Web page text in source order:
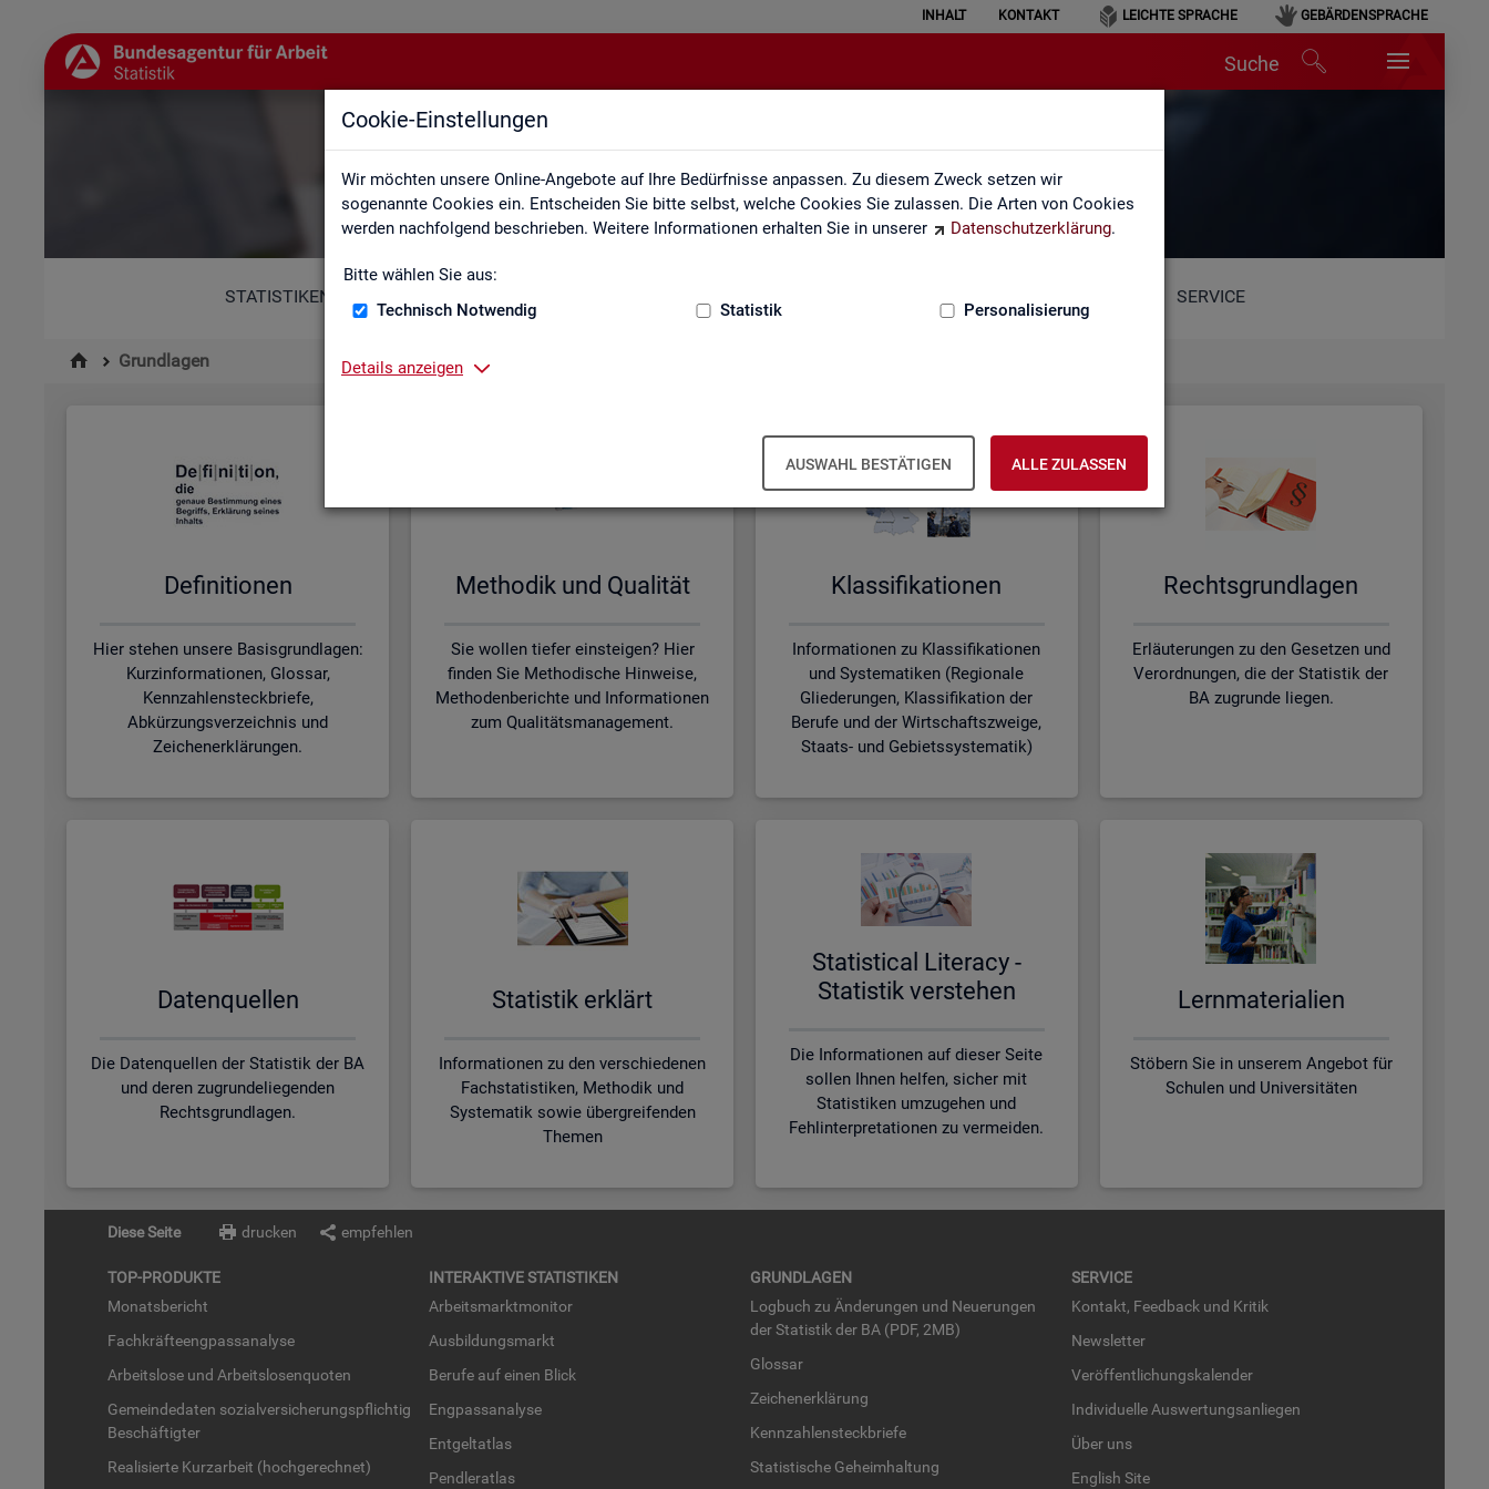
Cookie-Einstellungen
Wir möchten unsere Online-Angebote auf Ihre Bedürfnisse anpassen. Zu diesem Zweck setzen wir
sogenannte Cookies ein. Entscheiden Sie bitte selbst, welche Cookies Sie zulassen. Die Arten von Cookies
werden nachfolgend beschrieben. Weitere Informationen erhalten Sie in unserer
Datenschutzerklärung.
Bitte wählen Sie aus:
Technisch Notwendig
Statistik Personalisierung
Details anzeigen
AUSWAHL BESTÄTIGEN ALLE ZULASSEN
INHALT KONTAKT LEICHTE SPRACHE GEBÄRDENSPRACHE
Suche
Grundlagen
STATISTIKEN SERVICE
Grundlagen
De­fi­ni­tio­nen
Hier stehen unsere Basisgrundlagen:
Kurzinformationen, Glossar,
Kennzahlensteckbriefe,
Abkürzungsverzeichnis und
Zeichenerklärungen.
Me­tho­dik und Qua­li­tät
Sie wollen tiefer einsteigen? Hier
finden Sie Methodische Hinweise,
Methodenberichte und Informationen
zum Qualitätsmanagement.
Klas­si­fi­ka­tio­nen
Informationen zu Klassifikationen
und Systematiken (Regionale
Gliederungen, Klassifikation der
Berufe und der Wirtschaftszweige,
Staats- und Gebietssystematik)
Rechts­grund­la­gen
Erläuterungen zu den Gesetzen und
Verordnungen, die der Statistik der
BA zugrunde liegen.
Da­ten­quel­len
Die Datenquellen der Statistik der BA
und deren zugrundeliegenden
Rechtsgrundlagen.
Sta­tis­tik er­klärt
Informationen zu den verschiedenen
Fachstatistiken, Methodik und
Systematik sowie übergreifenden
Themen
Sta­ti­s­ti­cal Li­te­r­acy -
Sta­tis­tik ver­ste­hen
Die Informationen auf dieser Seite
sollen Ihnen helfen, sicher mit
Statistiken umzugehen und
Fehlinterpretationen zu vermeiden.
Lern­ma­te­ria­li­en
Stöbern Sie in unserem Angebot für
Schulen und Universitäten
Diese Seite drucken empfehlen
TOP-PRO­DUK­TE
Mo­nats­be­richt
Fach­kräf­te­eng­pass­ana­ly­se
Ar­beits­lo­se und Ar­beits­lo­sen­quo­ten
Ge­mein­de­da­ten so­zi­al­ver­si­che­rungs­pflich­tig
Be­schäf­tig­ter
Rea­li­sier­te Kurz­ar­beit (hoch­ge­rech­net)
IN­TER­AK­TI­VE STA­TIS­TI­KEN
Ar­beits­markt­mo­ni­tor
Aus­bil­dungs­markt
Be­ru­fe auf einen Blick
Eng­pass­ana­ly­se
Ent­gel­t­at­las
Pend­ler­at­las
GRUND­LA­GEN
Log­buch zu Än­de­run­gen und Neue­run­gen
der Sta­tis­tik der BA (PDF, 2MB)
Glos­sar
Zei­chen­er­klä­rung
Kenn­zah­len­steck­brie­fe
Sta­tis­ti­sche Ge­heim­hal­tung
SER­VICE
Kon­takt, Feed­back und Kri­tik
News­let­ter
Ver­öf­fent­li­chungs­ka­len­der
In­di­vi­du­el­le Aus­wer­tungs­an­lie­gen
Über uns
English Site